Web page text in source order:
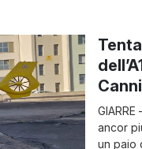
ancor
un paio